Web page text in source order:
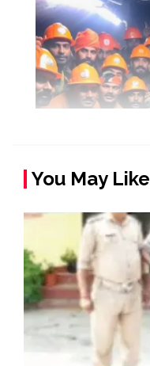
You May Like